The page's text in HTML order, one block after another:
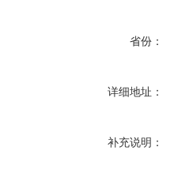
省份：
详细地址：
补充说明：